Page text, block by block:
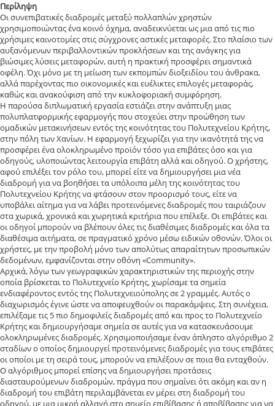
Περίληψη
Οι συνεπιβατικές διαδρομές μεταξύ πολλαπλών χρηστών
χρησιμοποιώντας ένα κοινό όχημα, αναδεικνύεται ως μια από τις πιο
χρήσιμες καινοτομίες στις σύγχρονες αστικές μεταφορές. Στο πλαίσιο των
αυξανόμενων περιβαλλοντικών προκλήσεων και της ανάγκης για
βιώσιμες λύσεις μεταφορών, αυτή η πρακτική προσφέρει σημαντικά
οφέλη. Όχι μόνο με τη μείωση των εκπομπών διοξειδίου του άνθρακα,
αλλά παρέχοντας πιο οικονομικές και ευέλικτες επιλογές μεταφοράς,
καθώς και ανακούφιση από την κυκλοφοριακή συμφόρηση.
Η παρούσα διπλωματική εργασία εστιάζει στην ανάπτυξη μιας
πολυπλατφορμικής εφαρμογής που στοχεύει στην προώθηση των
ομαδικών μετακινήσεων εντός της κοινότητας του Πολυτεχνείου Κρήτης,
στην πόλη των Χανίων. Η εφαρμογή ξεχωρίζει για την ικανότητά της να
προσφέρει ένα ολοκληρωμένο προϊόν τόσο για επιβάτες όσο και για
οδηγούς, υλοποιώντας λειτουργία επιβάτη αλλά και οδηγού. Ο χρήστης,
αφού επιλέξει τον ρόλο του, μπορεί είτε να δημιουργήσει μια νέα
διαδρομή για να βοηθήσει τα υπόλοιπα μέλη της κοινότητας του
Πολυτεχνείου Κρήτης να φτάσουν στον προορισμό τους, είτε να
υποβάλει αίτημα για να λάβει προτεινόμενες διαδρομές που ταιριάζουν
στα χωρικά, χρονικά και χωρητικά κριτήρια που επέλεξε. Οι επιβάτες και
οι οδηγοί μπορούν να βλέπουν όλες τις διαθέσιμες διαδρομές και όλα τα
διαθέσιμα αιτήματα, σε πραγματικό χρόνο μέσω ειδικών οθονών. Όλοι οι
χρήστες, με την προβολή μόνο των απολύτως απαραίτητων προσωπικών
δεδομένων, εμφανίζονται στην οθόνη «Community».
Αρχικά, λόγω των γεωγραφικών χαρακτηριστικών της περιοχής στην
οποία βρίσκεται το Πολυτεχνείο Κρήτης, χωρίσαμε τα σημεία
ενδιαφέροντος εντός της Πολυτεχνειούπολης σε 2 γραμμές. Αυτός ο
διαχωρισμός έγινε ώστε να αποφευχθούν οι παρακάμψεις. Στη συνέχεια,
επιλέξαμε τις 5 πιο δημοφιλείς διαδρομές από και προς το Πολυτεχνείο
Κρήτης και δημιουργήσαμε σημεία σε αυτές για να κατασκευάσουμε
ολοκληρωμένες διαδρομές. Χρησιμοποιήσαμε έναν άπληστο αλγόριθμο 2
σταδίων ο οποίος δημιουργεί προτεινόμενες διαδρομές για τους επιβάτες
οι οποίοι με τη σειρά τους, μπορούν να επιλέξουν σε ποια θα ενταχθούν.
Ο αλγόριθμος μπορεί επίσης να δημιουργήσει προτάσεις
διασταυρούμενων διαδρομών, πράγμα που σημαίνει ότι ακόμη και αν η
διαδρομή του επιβάτη περιλαμβάνεται εν μέρει στη διαδρομή του
οδηγού, με μια μικρή αλλαγή στο σημείο επιβίβασης ή αποβίβασης για να